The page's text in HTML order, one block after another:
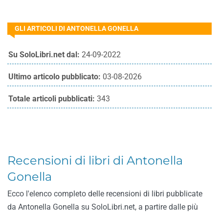
GLI ARTICOLI DI ANTONELLA GONELLA
Su SoloLibri.net dal: 24-09-2022
Ultimo articolo pubblicato: 03-08-2026
Totale articoli pubblicati: 343
Recensioni di libri di Antonella
Gonella
Ecco l'elenco completo delle recensioni di libri pubblicate
da Antonella Gonella su SoloLibri.net, a partire dalle più